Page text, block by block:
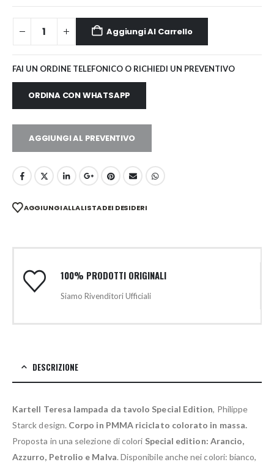
Aggiungi Al Carrello
FAI UN ORDINE TELEFONICO O RICHIEDI UN PREVENTIVO
ORDINA CON WHATSAPP
AGGIUNGI AL PREVENTIVO
AGGIUNGI ALLA LISTA DEI DESIDERI
100% PRODOTTI ORIGINALI
Siamo Rivenditori Ufficiali
DESCRIZIONE
Kartell Teresa lampada da tavolo Special Edition, Philippe
Starck design. Corpo in PMMA riciclato colorato in massa.
Proposta in una selezione di colori Special edition: Arancio,
Azzurro, Petrolio e Malva. Disponibile anche nei colori: bianco,